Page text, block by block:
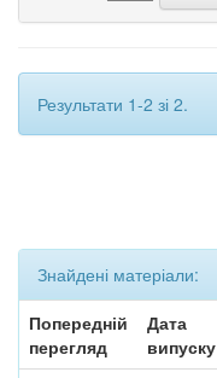
Результати 1-2 зі 2.
Знайдені матеріали:
Попередній
перегляд
Дата
випуску